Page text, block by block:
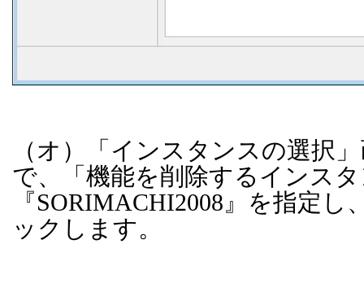
（オ）「インスタンスの選択
で、「機能を削除するインス
『SORIMACHI2008 』を指定し
ックします。